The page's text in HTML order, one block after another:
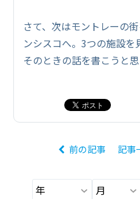
さて、次はモントレーの
ンシスコへ。3つの施設を
そのときの話を書こうと思
前の記事 記事